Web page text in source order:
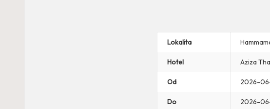
Lokalita
Hotel Aziza
Od 2026-
Do 2026-